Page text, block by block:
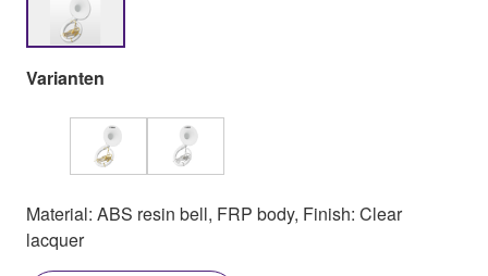
Varianten
Material: ABS resin bell, FRP body, Finish: Clear
lacquer